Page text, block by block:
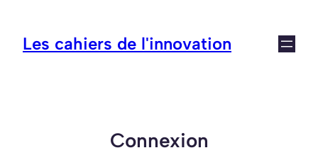
contenu
Les cahiers de l'innovation
Connexion